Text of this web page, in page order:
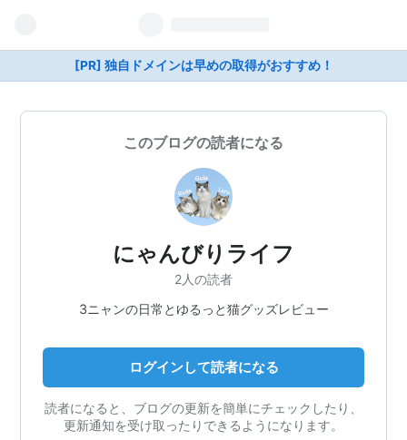
[PR] 独自ドメインは早めの取得がおすすめ！
このブログの読者になる
にゃんびりライフ
2人の読者
3ニャンの日常とゆるっと猫グッズレビュー
ログインして読者になる
読者になると、ブログの更新を簡単にチェックしたり、
更新通知を受け取ったりできるようになります。